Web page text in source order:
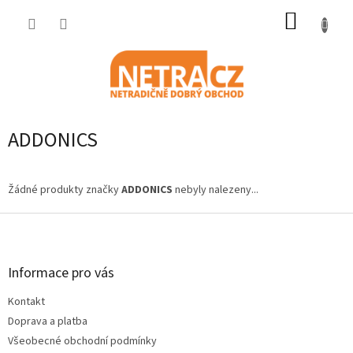
ADDONICS
Žádné produkty značkyADDONICS nebyly nalezeny...
Z
Informace pro vás
Kontakt
Doprava a platba
Všeobecné obchodní podmínky